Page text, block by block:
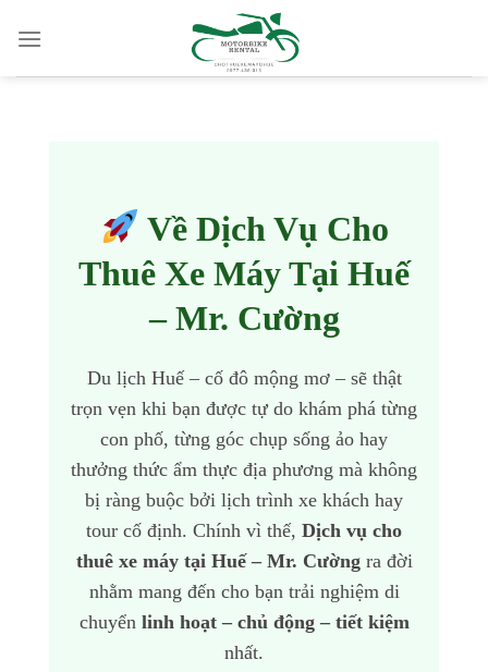
Về Dịch Vụ Cho
Thuê Xe Máy Tại Huế
– Mr. Cường
Du lịch Huế – cố đô mộng mơ – sẽ thật
trọn vẹn khi bạn được tự do khám phá từng
con phố, từng góc chụp sống ảo hay
thưởng thức ẩm thực địa phương mà không
bị ràng buộc bởi lịch trình xe khách hay
tour cố định. Chính vì thế, Dịch vụ cho
thuê xe máy tại Huế – Mr. Cườngra đời
nhằm mang đến cho bạn trải nghiệm di
chuyển linh hoạt – chủ động – tiết kiệm
nhất.